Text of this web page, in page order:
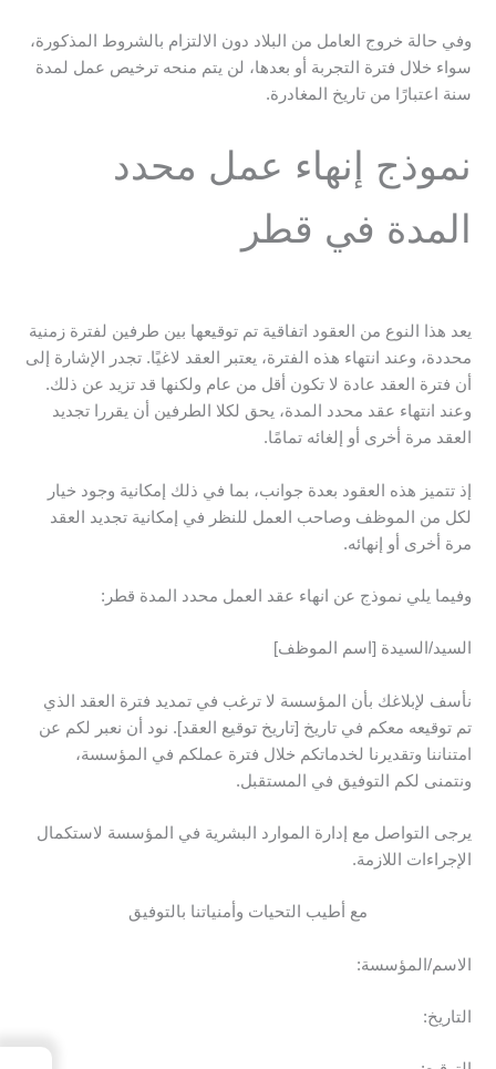
وفي حالة خروج العامل من البلاد دون الالتزام بالشروط المذكورة،
سواء خلال فترة التجربة أو بعدها، لن يتم منحه ترخيص عمل لمدة
سنة اعتبارًا من تاريخ المغادرة.
نموذج إنهاء عمل محدد
المدة في قطر
يعد هذا النوع من العقود اتفاقية تم توقيعها بين طرفين لفترة زمنية
محددة، وعند انتهاء هذه الفترة، يعتبر العقد لاغيًا. تجدر الإشارة إلى
أن فترة العقد عادة لا تكون أقل من عام ولكنها قد تزيد عن ذلك.
وعند انتهاء عقد محدد المدة، يحق لكلا الطرفين أن يقررا تجديد
العقد مرة أخرى أو إلغائه تمامًا.
إذ تتميز هذه العقود بعدة جوانب، بما في ذلك إمكانية وجود خيار
لكل من الموظف وصاحب العمل للنظر في إمكانية تجديد العقد
مرة أخرى أو إنهائه.
وفيما يلي نموذج عن انهاء عقد العمل محدد المدة قطر:
السيد/السيدة [اسم الموظف]
نأسف لإبلاغك بأن المؤسسة لا ترغب في تمديد فترة العقد الذي
تم توقيعه معكم في تاريخ [تاريخ توقيع العقد]. نود أن نعبر لكم عن
امتناننا وتقديرنا لخدماتكم خلال فترة عملكم في المؤسسة،
ونتمنى لكم التوفيق في المستقبل.
يرجى التواصل مع إدارة الموارد البشرية في المؤسسة لاستكمال
الإجراءات اللازمة.
مع أطيب التحيات وأمنياتنا بالتوفيق
الاسم/المؤسسة:
التاريخ: